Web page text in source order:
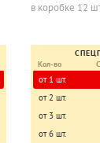
в коробке 12
Кол-во
от 1 шт.
от 2 шт.
от 3 шт.
от 6 шт.